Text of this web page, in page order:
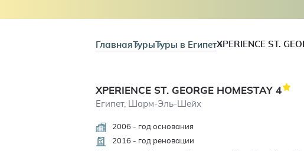
ГлавнаяТурыТуры в ЕгипетXPERIENCE ST.
XPERIENCE ST. GEORGE HOMESTAY4
Египет, Шарм-Эль-Шейх
2006 - год основания
2016 - год реновации